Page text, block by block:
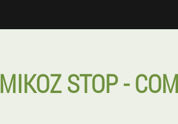
MIKOZ STOP -